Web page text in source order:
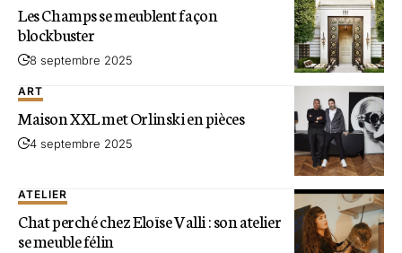
Les Champs se meublent façon
blockbuster
8 septembre 2025
ART
Maison XXL met Orlinski en pièces
4 septembre 2025
ATELIER
Chat perché chez Eloïse Valli : son atelier
se meuble félin